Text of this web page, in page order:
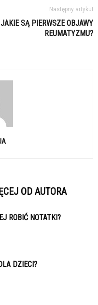
Następny artykuł
JAKIE SĄ PIERWSZE OBJAWY
REUMATYZMU?
OD AUTORA
ROBIĆ NOTATKI?
DZIECI?